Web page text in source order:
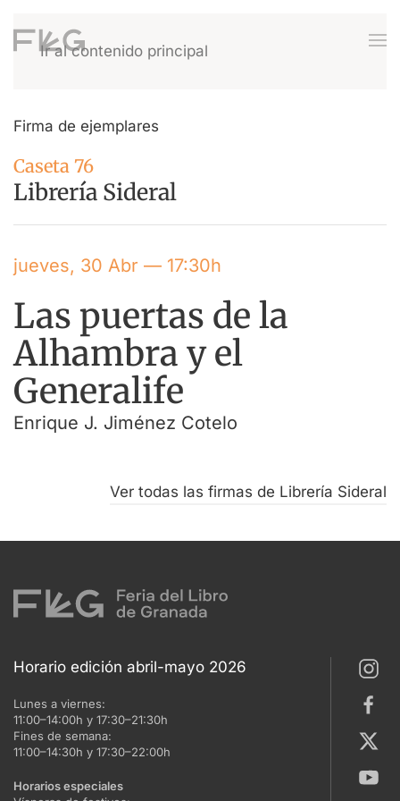
Ir al contenido principal
Firma de ejemplares
Caseta 76
Librería Sideral
jueves, 30 Abr — 17:30h
Las puertas de la
Alhambra y el
Generalife
Enrique J. Jiménez Cotelo
Ver todas las firmas de Librería Sideral
Horario edición abril-mayo 2026
Lunes a viernes:
11:00–14:00h y 17:30–21:30h
Fines de semana:
11:00–14:30h y 17:30–22:00h
Horarios especiales